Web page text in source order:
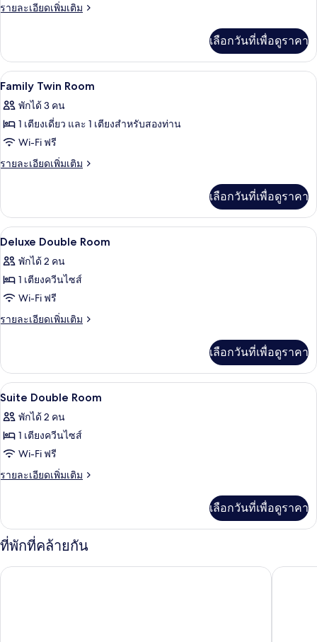
รายละเอียดเพิ่มเติม
ราย
เกี่ยว
กับ
Suite
Double
Room
เลือกวันที่เพื่อดูราคา
เปิด
ภาพถ่าย
ทั้งหมด
ของ
Family
ห้องน้ำ | ไดร์เป่าผม, เสื้อคลุมอาบน้ำ,
1
Family Twin Room
พักได้ 3 คน
1 เตียงเดี่ยว และ 1 เตียงสำหรับสองท่าน
Wi-Fi ฟรี
รายละเอียดเพิ่มเติม
ราย
เกี่ยว
กับ
Family
Room
เลือกวันที่เพื่อดูราคา
เปิด
ภาพถ่าย
ทั้งหมด
ของ
Deluxe
เครื่องนอนระดับพรีเมียม, ผ้านวมขนเ
8
Deluxe Double Room
พักได้ 2 คน
1 เตียงควีนไซส์
Wi-Fi ฟรี
รายละเอียดเพิ่มเติม
ราย
เกี่ยว
กับ
Deluxe
Room
เลือกวันที่เพื่อดูราคา
เปิด
ภาพถ่าย
ทั้งหมด
ของ
Suite
เครื่องนอนระดับพรีเมียม, ผ้านวมขนเ
8
Suite Double Room
พักได้ 2 คน
1 เตียงควีนไซส์
Wi-Fi ฟรี
รายละเอียดเพิ่มเติม
ราย
เกี่ยว
กับ
Suite
Double
Room
เลือกวันที่เพื่อดูราคา
ที่พักที่คล้ายกัน
อมานติ โฮเทล โซล ฮงแด นายน์ บ